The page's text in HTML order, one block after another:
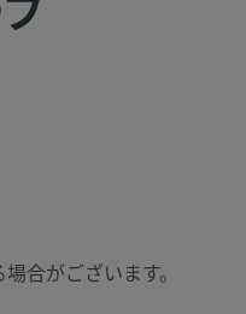
合がございます。